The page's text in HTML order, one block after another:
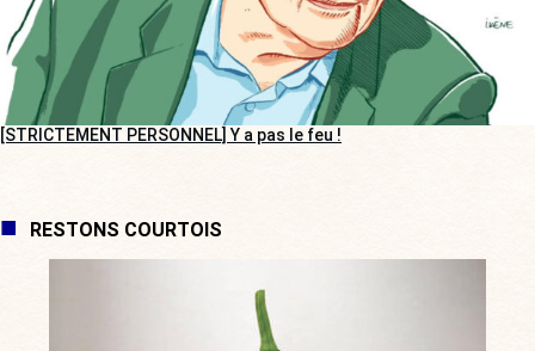
[STRICTEMENT PERSONNEL] Y a pas le feu !
RESTONS COURTOIS